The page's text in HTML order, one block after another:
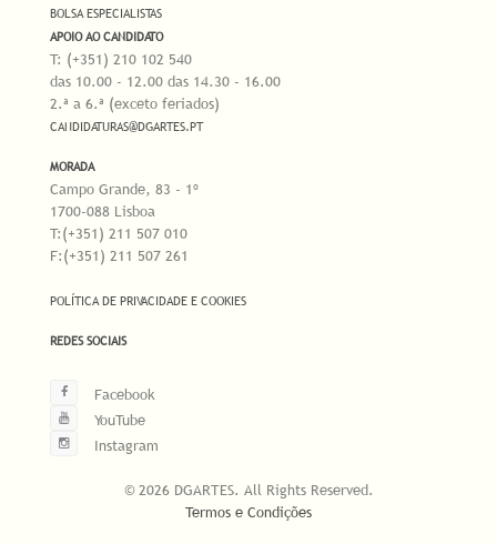
BOLSA ESPECIALISTAS
APOIO AO CANDIDATO
T: (+351) 210 102 540
das 10.00 - 12.00 das 14.30 - 16.00
2.ª a 6.ª (exceto feriados)
CANDIDATURAS@DGARTES.PT
MORADA
Campo Grande, 83 - 1º
1700-088 Lisboa
T:(+351) 211 507 010
F:(+351) 211 507 261
POLÍTICA DE PRIVACIDADE E COOKIES
REDES SOCIAIS
Facebook
YouTube
Instagram
© 2026 DGARTES. All Rights Reserved.
Termos e Condições